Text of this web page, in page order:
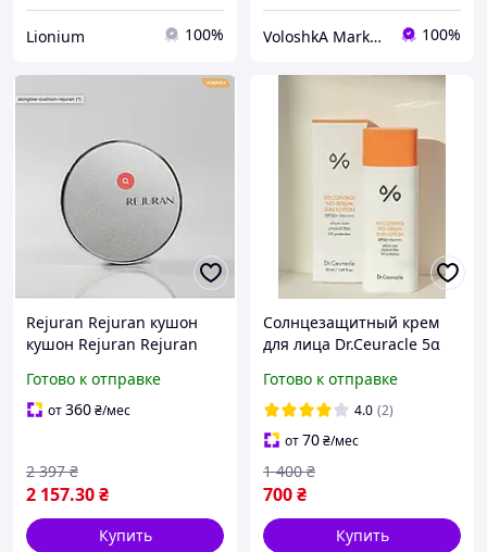
Lionium 100% VoloshkA Market - магазин професійної косметики для волосся. Консультація перукаря-стиліста! 100%
Rejuran Rejuran кушон
кушон Rejuran Rejuran
тональный кушон с
полинуклеотидами
Готово к отправке
от360₴/мес
2 157.30₴
2 397 ₴
Купить
Солнцезащитный крем
для лица Dr.Ceuracle 5α
Lotion SPF50+ PA++++ 50
мл для жирной кожи
(Корейское средство)
Готово к отправке
4.0 (2)
от70₴/мес
700₴
1 400 ₴
Купить